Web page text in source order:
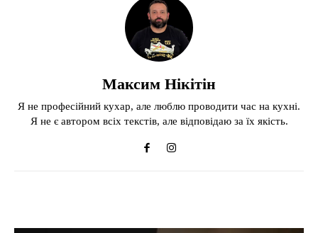
Максим Нікітін
Я не професійний кухар, але люблю проводити час на кухні.
Я не є автором всіх текстів, але відповідаю за їх якість.